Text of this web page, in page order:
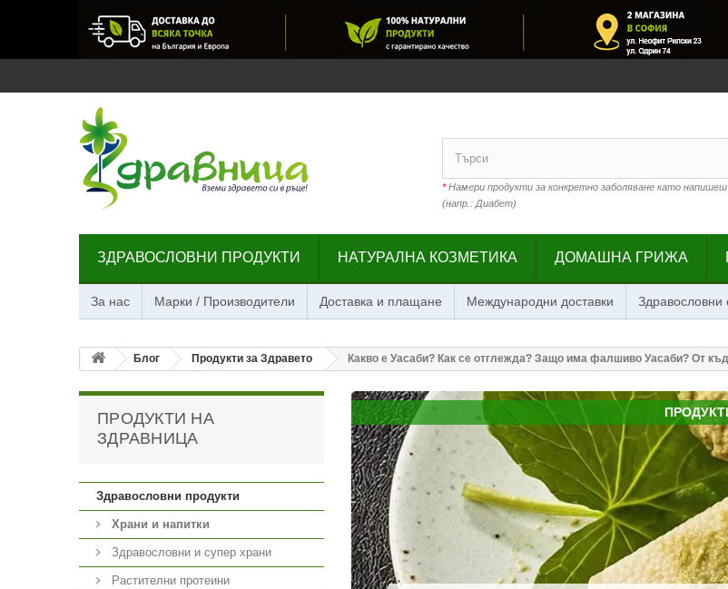
*Намери продукти за конкретно заболяване като
(напр.: Диабет)
ЗДРАВОСЛОВНИ ПРОДУКТИ НАТУРАЛНА КОЗМЕТИКА ДОМАШНА ГРИЖА
За нас Марки / Производители Доставка и плащане Международни доставки Здравословни
Блог Продукти за Здравето Какво е Уасаби? Как се отглежда? Защо има фалшиво Уасаби? От
ПРОДУКТИ НА
ЗДРАВНИЦА
Здравословни продукти
Храни и напитки
Здравословни и супер храни
Растителни протеини